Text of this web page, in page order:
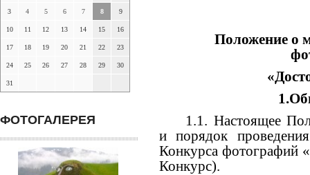
3 4 5 6 7 8 9
10 11 12 13 14 15 16
17 18 19 20 21 22 23
24 25 26 27 28 29 30
31
ФОТОГАЛЕРЕЯ
Положение о
1.1. Настоящее
и порядок
Конкурса фотографий
Конкурс).